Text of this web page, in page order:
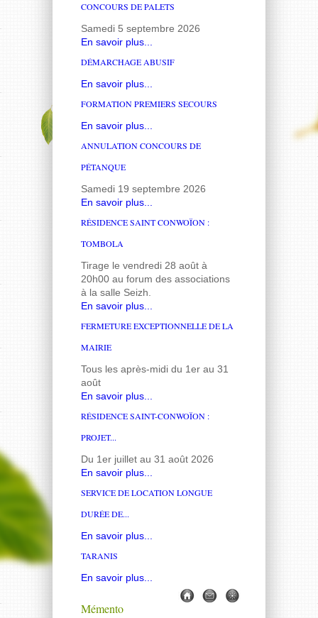
CONCOURS DE PALETS
Samedi 5 septembre 2026
En savoir plus...
DÉMARCHAGE ABUSIF
En savoir plus...
FORMATION PREMIERS SECOURS
En savoir plus...
ANNULATION CONCOURS DE
PÉTANQUE
Samedi 19 septembre 2026
En savoir plus...
RÉSIDENCE SAINT CONWOÏON :
TOMBOLA
Tirage le vendredi 28 août à
20h00 au forum des associations
à la salle Seizh.
En savoir plus...
FERMETURE EXCEPTIONNELLE DE LA
MAIRIE
Tous les après-midi du 1er au 31
août
En savoir plus...
RÉSIDENCE SAINT-CONWOÏON :
PROJET...
Du 1er juillet au 31 août 2026
En savoir plus...
SERVICE DE LOCATION LONGUE
DURÉE DE...
En savoir plus...
TARANIS
En savoir plus...
Mémento